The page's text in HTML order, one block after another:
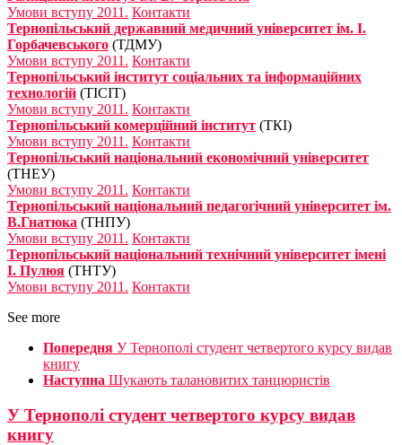
Умови вступу 2011. Контакти
Тернопільський державний медичний університет ім. І.
Горбачевського (ТДМУ)
Умови вступу 2011. Контакти
Тернопільський інститут соціальних та інформаційних
технологій (ТІСІТ)
Умови вступу 2011. Контакти
Тернопільський комерційний інститут (ТКІ)
Умови вступу 2011. Контакти
Тернопільський національний економічний університет
(ТНЕУ)
Умови вступу 2011. Контакти
Тернопільський національний педагогічний університет ім.
В.Гнатюка (ТНПУ)
Умови вступу 2011. Контакти
Тернопільський національний технічний університет імені
І. Пулюя (ТНТУ)
Умови вступу 2011. Контакти
See more
Попередня У Тернополі студент четвертого курсу видав
книгу
Наступна Шукають талановитих танцюристів
У Тернополі студент четвертого курсу видав
книгу